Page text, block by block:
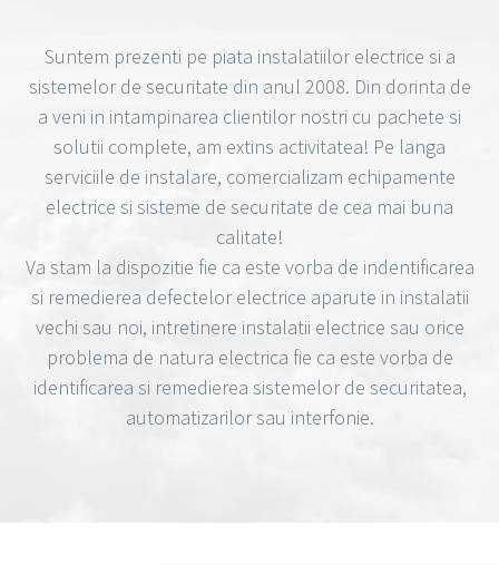
Suntem prezenti pe piata instalatiilor electrice si a
sistemelor de securitate din anul 2008. Din dorinta de
a veni in intampinarea clientilor nostri cu pachete si
solutii complete, am extins activitatea! Pe langa
serviciile de instalare, comercializam echipamente
electrice si sisteme de securitate de cea mai buna
calitate!
Va stam la dispozitie fie ca este vorba de indentificarea
si remedierea defectelor electrice aparute in instalatii
vechi sau noi, intretinere instalatii electrice sau orice
problema de natura electrica fie ca este vorba de
identificarea si remedierea sistemelor de securitatea,
automatizarilor sau interfonie.